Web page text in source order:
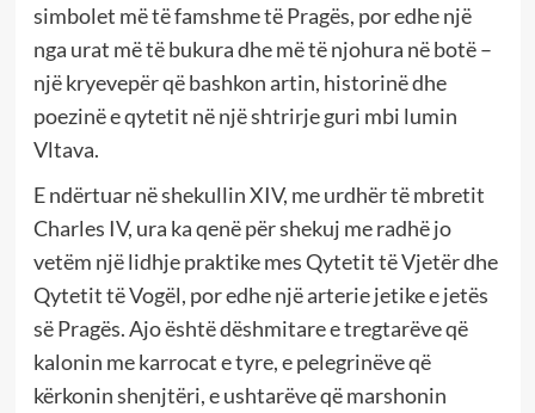
simbolet më të famshme të Pragës, por edhe një
nga urat më të bukura dhe më të njohura në botë –
një kryevepër që bashkon artin, historinë dhe
poezinë e qytetit në një shtrirje guri mbi lumin
Vltava.
E ndërtuar në shekullin XIV, me urdhër të mbretit
Charles IV, ura ka qenë për shekuj me radhë jo
vetëm një lidhje praktike mes Qytetit të Vjetër dhe
Qytetit të Vogël, por edhe një arterie jetike e jetës
së Pragës. Ajo është dëshmitare e tregtarëve që
kalonin me karrocat e tyre, e pelegrinëve që
kërkonin shenjtëri, e ushtarëve që marshonin